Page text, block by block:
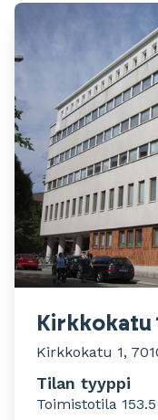
Kirkkokatu
Kirkkokatu 1,
Tilan tyyppi
Toimistotila